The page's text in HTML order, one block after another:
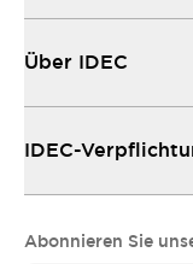
Über IDEC
IDEC-
Abonnieren Sie